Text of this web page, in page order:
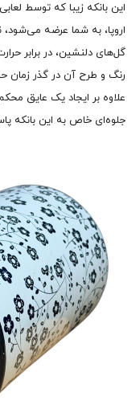
این بانکه زیبا که توسط
اروپا، به شما عرضه می‌شود،
رنگ و طرح آن در گذر زمان
علاوه بر ایجاد یک عایق
جلوه‌ای خاص به این بانکه